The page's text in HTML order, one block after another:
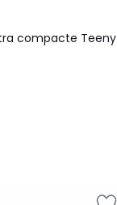
compacte Teeny